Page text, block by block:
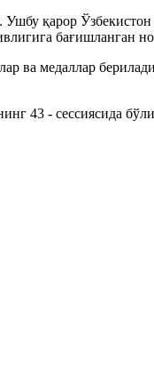
қарор
бағишланган
ва медаллар
43 - сессиясида